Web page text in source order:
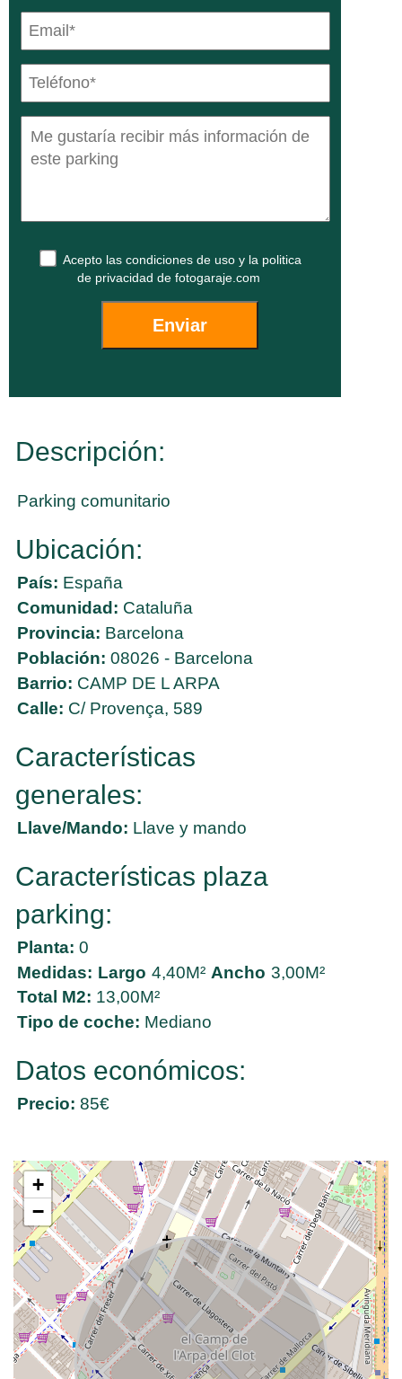
Acepto las condiciones de uso y la politica
de privacidad de fotogaraje.com
Descripción:
Parking comunitario
Ubicación:
País: España
Comunidad: Cataluña
Provincia: Barcelona
Población: 08026 - Barcelona
Barrio: CAMP DE L ARPA
Calle: C/ Provença, 589
Características
generales:
Llave/Mando: Llave y mando
Características plaza
parking:
Planta: 0
Medidas: Largo 4,40M² Ancho 3,00M²
Total M2: 13,00M²
Tipo de coche: Mediano
Datos económicos:
Precio: 85€
+
−